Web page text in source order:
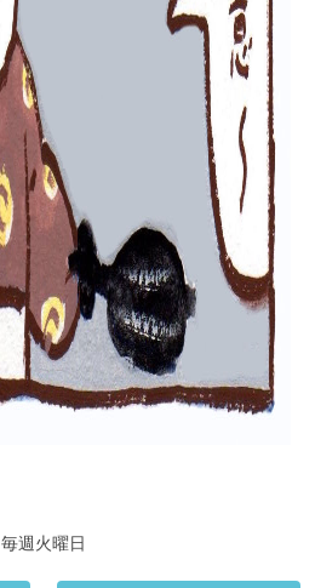
毎週火曜日